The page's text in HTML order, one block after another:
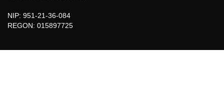
NIP: 951-21-36-084
REGON: 015897725